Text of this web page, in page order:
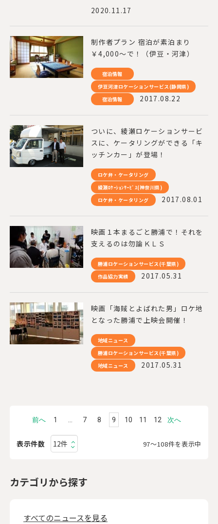
2020.11.17
制作者プラン 宿泊が素泊まり
￥4,000～で！（伊豆・河津）
宿泊情報
伊豆河津ロケーションサービス(静岡県)
宿泊情報
2017.08.22
ついに、綾瀬ロケーションサービ
スに、ケータリングができる「キ
ッチンカー」が登場！
ロケ弁・ケータリング
綾瀬ﾛｹｰｼｮﾝｻｰﾋﾞｽ(神奈川県)
ロケ弁・ケータリング
2017.08.01
映画１本まるごと勝浦で！それを
支えるのは勿論ＫＬＳ
勝浦ロケーションサービス(千葉県)
作品協力実績
2017.05.31
映画「海賊とよばれた男」ロケ地
となった勝浦で上映会開催！
地域ニュース
勝浦ロケーションサービス(千葉県)
地域ニュース
2017.05.31
前へ 1 7 8 9 10 11 12 次へ
表示件数 97〜108件を表示中
カテゴリから探す
すべてのニュースを見る